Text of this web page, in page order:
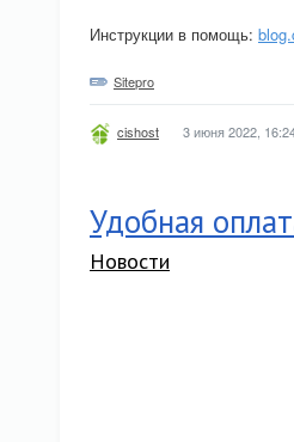
Инструкции в помощь:
Sitepro
cishost 3 июня 2022,
Удобная
Новости